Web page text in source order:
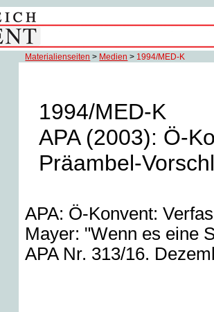
Materialienseiten > Medien > 1994/MED-K
1994/MED-K
APA (2003): Ö-
Präambel-
APA: Ö-Konvent:
Mayer: "Wenn es eine
APA Nr. 313/16.